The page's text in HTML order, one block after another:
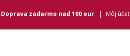
Doprava zadarmo nad 100 eur Môj účet